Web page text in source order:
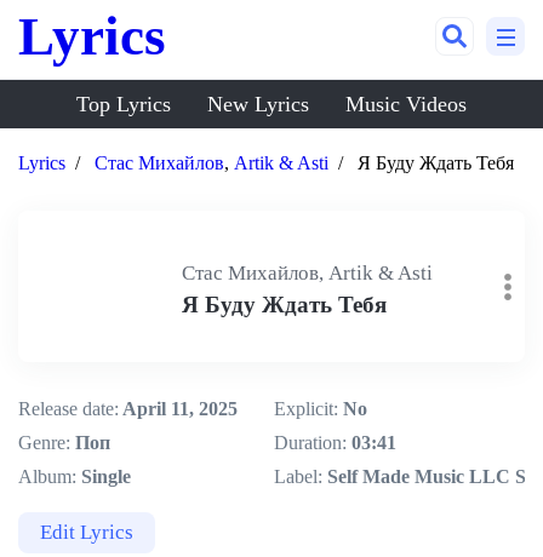
Lyrics
Top Lyrics New Lyrics Music Videos
Lyrics Стас Михайлов, Artik & Asti Я Буду Ждать Тебя
Стас Михайлов, Artik & Asti
Я Буду Ждать Тебя
Release date: April 11, 2025
Genre: Поп
Album: Single
Explicit: No
Duration: 03:41
Label: Self Made Music LLC
Edit Lyrics